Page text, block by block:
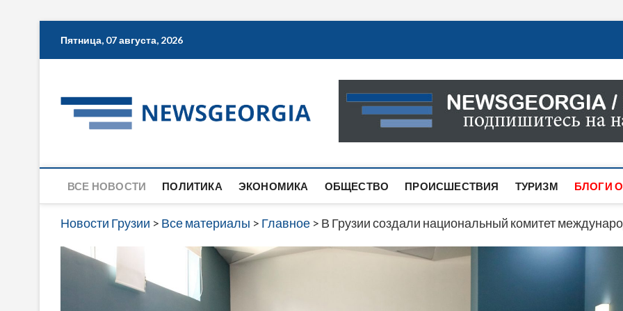
Пятница, 07 августа, 2026
Новости Грузии
САМАЯ АКТУАЛЬНАЯ ИНФОРМАЦИЯ О СОБЫТИЯХ
САЙТЕ ВЫ НАЙДЕТЕ НОВОСТИ ПОЛИТИКИ,
ВСЕ НОВОСТИ ПОЛИТИКА ЭКОНОМИКА ОБЩЕСТВО ПРОИСШЕСТВИЯ ТУРИЗМ БЛОГИ
Новости Грузии > Все материалы > Главное > В Грузии создали национальный комитет